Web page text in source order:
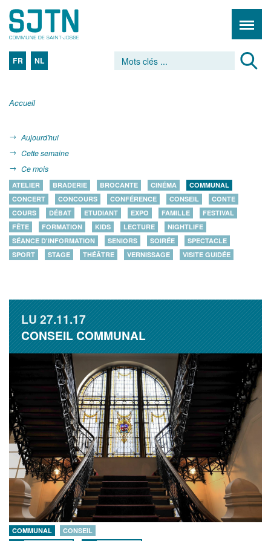
FR NL
Accueil
Aujourd'hui
Cette semaine
Ce mois
ATELIER BRADERIE BROCANTE CINÉMA
COMMUNAL
CONCERT
CONCOURS CONFÉRENCE CONSEIL
CONTE
COURS
DÉBAT ETUDIANT EXPO FAMILLE
FESTIVAL
FÊTE
FORMATION KIDS LECTURE
NIGHTLIFE
SÉANCE D'INFORMATION
SENIORS SOIRÉE
SPECTACLE
SPORT
STAGE THÉÂTRE VERNISSAGE VISITE GUIDÉE
LU27.11.17
CONSEIL COMMUNAL
COMMUNAL
CONSEIL